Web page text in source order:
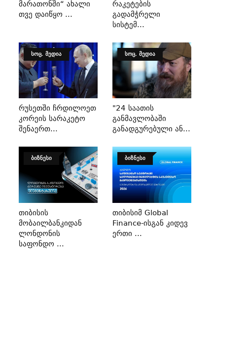
Მარათონში“ Ახალი
Თვე Დაიწყო ...
Რაკეტების
Გადამჭრელი
Სისტემ...
ᲡᲝᲪ. ᲛᲔᲓᲘᲐ
Რუსეთში Ჩრდილოეთ
Კორეის Სარაკეტო
Შენაერთ...
ᲡᲝᲪ. ᲛᲔᲓᲘᲐ
"24 Საათის
Განმავლობაში
Განადგურებული Ან...
ᲑᲘᲖᲜᲔᲡᲘ
Თიბისის
Მობაილბანკიდან
Ლონდონის
Საფონდო ...
ᲑᲘᲖᲜᲔᲡᲘ
Თიბისიმ Global
Finance-Ისგან Კიდევ
Ერთი ...